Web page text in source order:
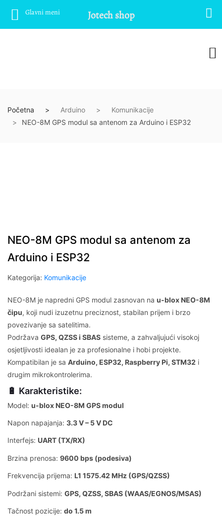
Početna Arduino
Komunikacije
NEO-8M GPS modul sa antenom za Arduino i ESP32
NEO-8M GPS modul sa antenom za
Arduino i ESP32
Kategorija: Komunikacije
NEO-8M je napredni GPS modul zasnovan na u-blox NEO-8M
čipu, koji nudi izuzetnu preciznost, stabilan prijem i brzo
povezivanje sa satelitima.
Podržava GPS, QZSS i SBAS sisteme, a zahvaljujući visokoj
osjetljivosti idealan je za profesionalne i hobi projekte.
Kompatibilan je sa Arduino, ESP32, Raspberry Pi, STM32 i
drugim mikrokontrolerima.
🔋 Karakteristike:
Model: u-blox NEO-8M GPS modul
Napon napajanja: 3.3 V – 5 V DC
Interfejs: UART (TX/RX)
Brzina prenosa: 9600 bps (podesiva)
Frekvencija prijema: L1 1575.42 MHz (GPS/QZSS)
Podržani sistemi: GPS, QZSS, SBAS (WAAS/EGNOS/MSAS)
Tačnost pozicije: do 1.5 m
Glavni meni Jotech shop